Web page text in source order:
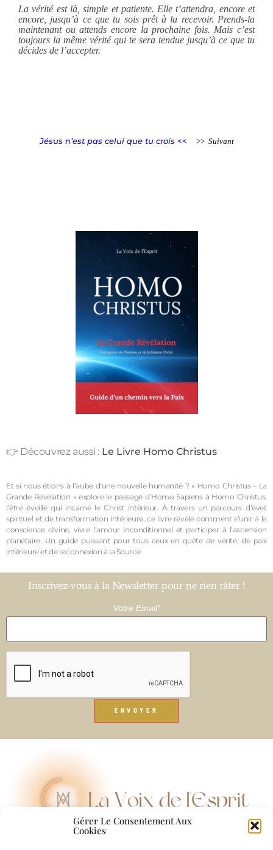
Gérer Le Consentement Aux
Cookies
La vérité est là, simple et patiente. Elle t’attendra, encore et
encore, jusqu’à ce que tu sois prêt à la recevoir. Prends-la
maintenant ou attends encore la prochaine fois. Mais c’est
toujours la même vérité qui te sera tendue jusqu’à ce que tu
décides de l’accepter.
Jésus n’est pas celui que tu crois << >> Suivant
👉 Découvrez aussi : Le Livre Homo Christus
Et si nous étions à l’aube d’une nouvelle humanité ? « Homo Christus – La
Grande Révélation » explore le passage d’Homo Sapiens à Homo Christus,
l’être éveillé qui incarne le Christ intérieur. À travers un parcours d’éveil
spirituel et de transformation intérieure, ce livre révèle comment s’unir à la
conscience divine, vivre l’amour inconditionnel et participer à l’ascension
planétaire. Un guide puissant pour tous ceux en quête de vérité, de paix
intérieure et de reconnexion à la Source.
Inscrivez-vous à la Newsletter pour ne rien râter !
Votre Email*